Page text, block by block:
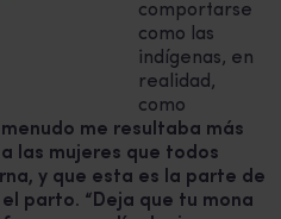
comportarse
como las
indígenas, en
realidad,
como
menudo me resultaba más
las mujeres que todos
y que esta es la parte de
parto. “Deja que tu mona